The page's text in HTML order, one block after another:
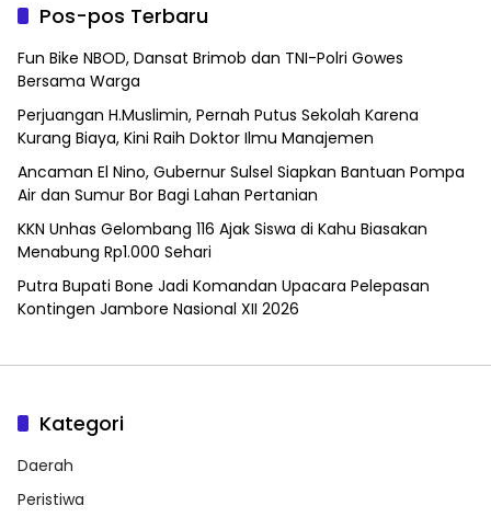
Pos-pos Terbaru
Fun Bike NBOD, Dansat Brimob dan TNI-Polri Gowes
Bersama Warga
Perjuangan H.Muslimin, Pernah Putus Sekolah Karena
Kurang Biaya, Kini Raih Doktor Ilmu Manajemen
Ancaman El Nino, Gubernur Sulsel Siapkan Bantuan Pompa
Air dan Sumur Bor Bagi Lahan Pertanian
KKN Unhas Gelombang 116 Ajak Siswa di Kahu Biasakan
Menabung Rp1.000 Sehari
Putra Bupati Bone Jadi Komandan Upacara Pelepasan
Kontingen Jambore Nasional XII 2026
Kategori
Daerah
Peristiwa